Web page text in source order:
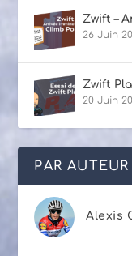
Zwift –
26 Juin
Zwift
20 Juin
PAR AUTEUR
Alexis